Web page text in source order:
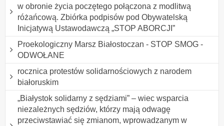
w obronie życia poczętego połączona z modlitwą
różańcową. Zbiórka podpisów pod Obywatelską
Inicjatywą Ustawodawczą „STOP ABORCJI”
Proekologiczny Marsz Białostoczan - STOP SMOG -
ODWOŁANE
rocznica protestów solidarnościowych z narodem
białoruskim
„Białystok solidarny z sędziami” – wiec wsparcia
niezależnych sędziów, którzy mają odwagę
przeciwstawiać się zmianom, wprowadzanym w